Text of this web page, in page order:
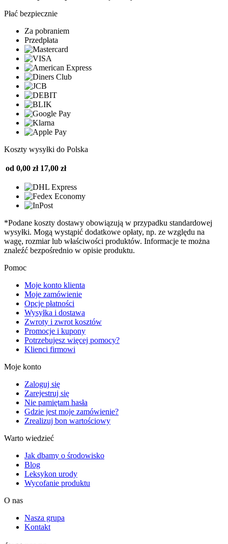
Płać bezpiecznie
Za pobraniem
Przedpłata
Koszty wysyłki do Polska
od 0,00 zł 17,00 zł
*Podane koszty dostawy obowiązują w przypadku standardowej
wysyłki. Mogą wystąpić dodatkowe opłaty, np. ze względu na
wagę, rozmiar lub właściwości produktów. Informacje te można
znaleźć bezpośrednio w opisie produktu.
Pomoc
Moje konto klienta
Moje zamówienie
Opcje płatności
Wysyłka i dostawa
Zwroty i zwrot kosztów
Promocje i kupony
Potrzebujesz więcej pomocy?
Klienci firmowi
Moje konto
Zaloguj się
Zarejestruj się
Nie pamiętam hasła
Gdzie jest moje zamówienie?
Zrealizuj bon wartościowy
Warto wiedzieć
Jak dbamy o środowisko
Blog
Leksykon urody
Wycofanie produktu
O nas
Nasza grupa
Kontakt